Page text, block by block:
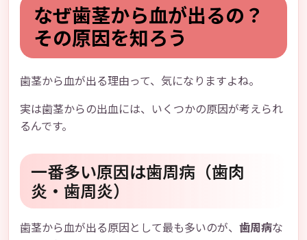
なぜ歯茎から血が出るの？
その原因を知ろう
歯茎から血が出る理由って、気になりますよね。
実は歯茎からの出血には、いくつかの原因が考えられ
るんです。
一番多い原因は歯周病（歯肉
炎・歯周炎）
歯茎から血が出る原因として最も多いのが、 歯周病な